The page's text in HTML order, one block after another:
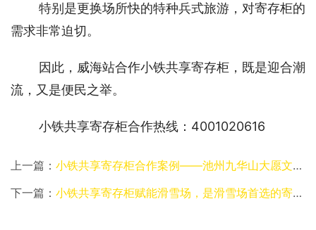
特别是更换场所快的特种兵式旅游，对寄存柜的
需求非常迫切。
因此，威海站合作小铁共享寄存柜，既是迎合潮
流，又是便民之举。
小铁共享寄存柜合作热线：4001020616
上一篇： 小铁共享寄存柜合作案例——池州九华山大愿文化园
下一篇： 小铁共享寄存柜赋能滑雪场，是滑雪场首选的寄存柜服务商